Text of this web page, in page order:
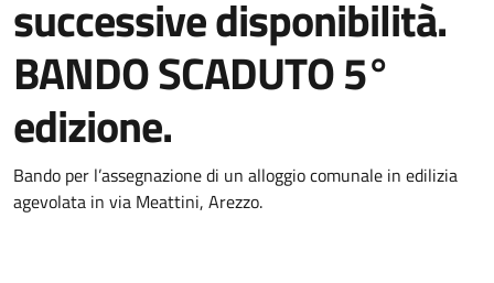
successive disponibilità.
BANDO SCADUTO 5°
edizione.
Bando per l’assegnazione di un alloggio comunale in edilizia
agevolata in via Meattini, Arezzo.